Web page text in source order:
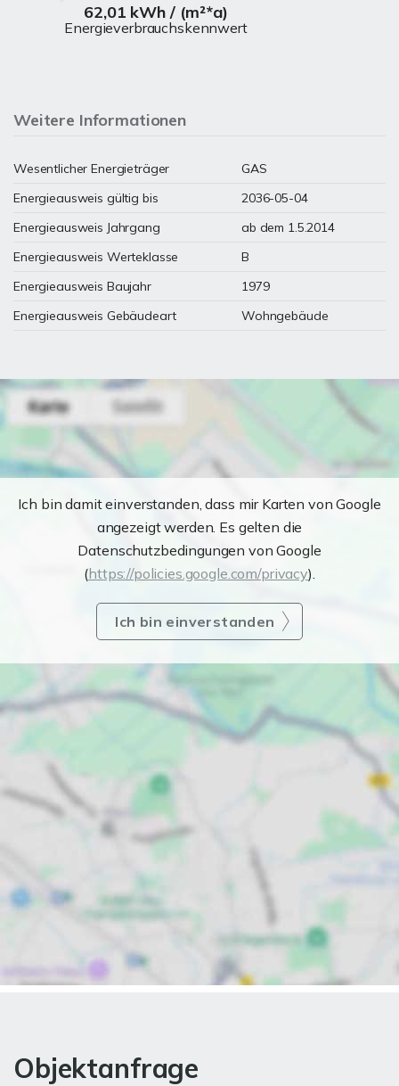
62,01 kWh / (m²*a)
Energieverbrauchskennwert
Weitere Informationen
Wesentlicher Energieträger
GAS
Energieausweis gültig bis
2036-05-04
Energieausweis Jahrgang
ab dem 1.5.2014
Energieausweis Werteklasse
B
Energieausweis Baujahr
1979
Energieausweis Gebäudeart
Wohngebäude
Ich bin damit einverstanden, dass mir Karten von Google
angezeigt werden. Es gelten die
Datenschutzbedingungen von Google
(https://policies.google.com/privacy).
Ich bin einverstanden
Objektanfrage